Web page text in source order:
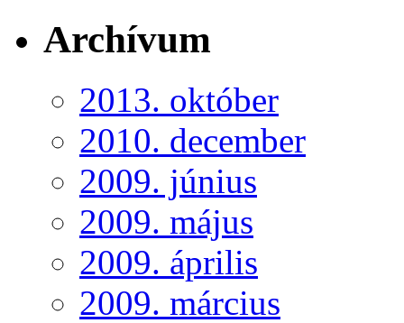
Archívum
2013. október
2010. december
2009. június
2009. május
2009. április
2009. március